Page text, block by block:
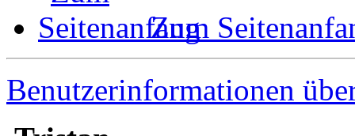
Zum
Benutzerinformationen